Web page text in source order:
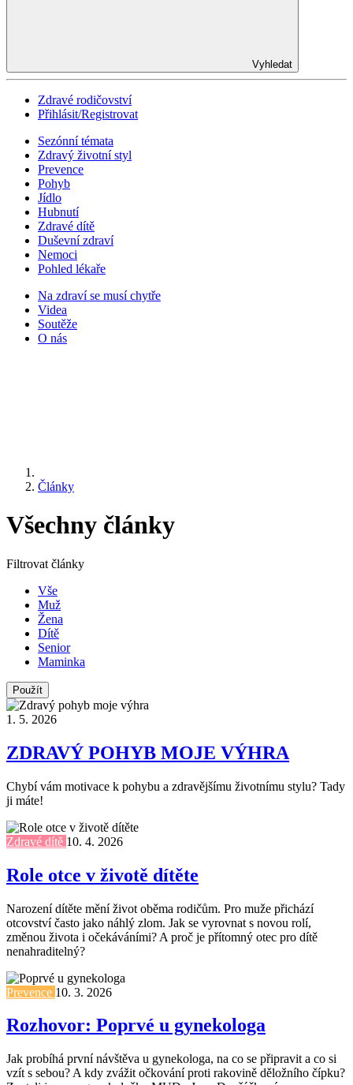
Vyhledat
Zdravé rodičovství
Přihlásit/Registrovat
Sezónní témata
Zdravý životní styl
Prevence
Pohyb
Jídlo
Hubnutí
Zdravé dítě
Duševní zdraví
Nemoci
Pohled lékaře
Na zdraví se musí chytře
Videa
Soutěže
O nás
Články
Všechny články
Filtrovat články
Vše
Muž
Žena
Dítě
Senior
Maminka
1. 5. 2026
ZDRAVÝ POHYB MOJE VÝHRA
Chybí vám motivace k pohybu a zdravějšímu životnímu stylu? Tady
ji máte!
Zdravé dítě 10. 4. 2026
Role otce v životě dítěte
Narození dítěte mění život oběma rodičům. Pro muže přichází
otcovství často jako náhlý zlom. Jak se vyrovnat s novou rolí,
změnou života i očekáváními? A proč je přítomný otec pro dítě
nenahraditelný?
Prevence 10. 3. 2026
Rozhovor: Poprvé u gynekologa
Jak probíhá první návštěva u gynekologa, na co se připravit a co si
vzít s sebou? A kdy zvážit očkování proti rakovině děložního čípku?